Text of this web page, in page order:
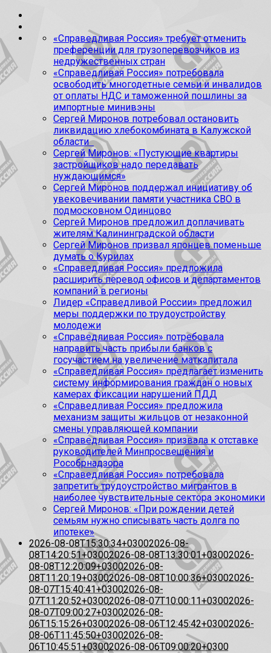
«Справедливая Россия» требует отменить
преференции для грузоперевозчиков из
недружественных стран
«Справедливая Россия» потребовала
освободить многодетные семьи и инвалидов
от оплаты НДС и таможенной пошлины за
импортные минивэны
Сергей Миронов потребовал остановить
ликвидацию хлебокомбината в Калужской
области
Сергей Миронов: «Пустующие квартиры
застройщиков надо передавать
нуждающимся»
Сергей Миронов поддержал инициативу об
увековечивании памяти участника СВО в
подмосковном Одинцово
Сергей Миронов предложил доплачивать
жителям Калининградской области
Сергей Миронов призвал японцев поменьше
думать о Курилах
«Справедливая Россия» предложила
расширить перевод офисов и департаментов
компаний в регионы
Лидер «Справедливой России» предложил
меры поддержки по трудоустройству
молодежи
«Справедливая Россия» потребовала
направить часть прибыли банков с
госучастием на увеличение маткапитала
«Справедливая Россия» предлагает изменить
систему информирования граждан о новых
камерах фиксации нарушений ПДД
«Справедливая Россия» предложила
механизм защиты жильцов от незаконной
смены управляющей компании
«Справедливая Россия» призвала к отставке
руководителей Минпросвещения и
Рособрнадзора
«Справедливая Россия» потребовала
запретить трудоустройство мигрантов в
наиболее чувствительные сектора экономики
Сергей Миронов: «При рождении детей
семьям нужно списывать часть долга по
ипотеке»
2026-08-08T15:30:34+03002026-08-
08T14:20:51+03002026-08-08T13:30:01+03002026-
08-08T12:20:09+03002026-08-
08T11:20:19+03002026-08-08T10:00:36+03002026-
08-07T15:40:41+03002026-08-
07T11:20:52+03002026-08-07T10:00:11+03002026-
08-07T09:00:27+03002026-08-
06T15:15:26+03002026-08-06T12:45:42+03002026-
08-06T11:45:50+03002026-08-
06T10:45:51+03002026-08-06T09:00:20+0300